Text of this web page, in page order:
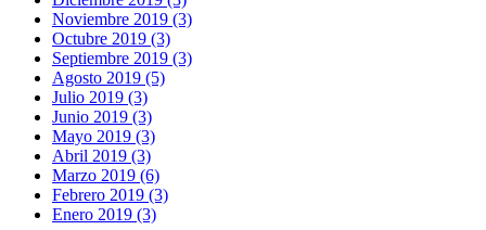
Noviembre 2019 (3)
Octubre 2019 (3)
Septiembre 2019 (3)
Agosto 2019 (5)
Julio 2019 (3)
Junio 2019 (3)
Mayo 2019 (3)
Abril 2019 (3)
Marzo 2019 (6)
Febrero 2019 (3)
Enero 2019 (3)